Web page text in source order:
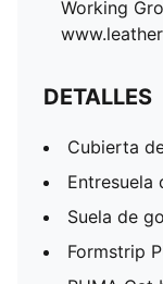
Working
DETALLES
Cubierta
Entresuela
Suela de
Formstrip